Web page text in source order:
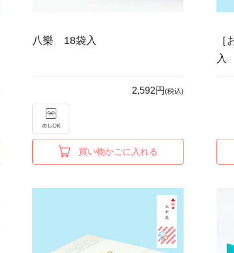
八樂 18袋入
2,592円 (税込)
買い物かごに入れる
入